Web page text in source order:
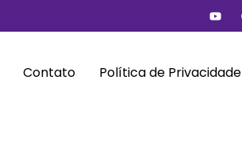
Contato Política de Privacidade